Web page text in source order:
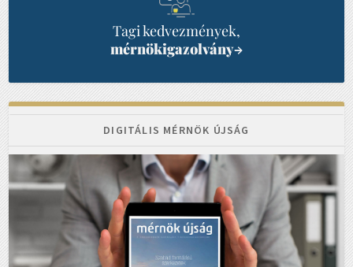
Tagi kedvezmények,
mérnökigazolvány→
DIGITÁLIS MÉRNÖK ÚJSÁG